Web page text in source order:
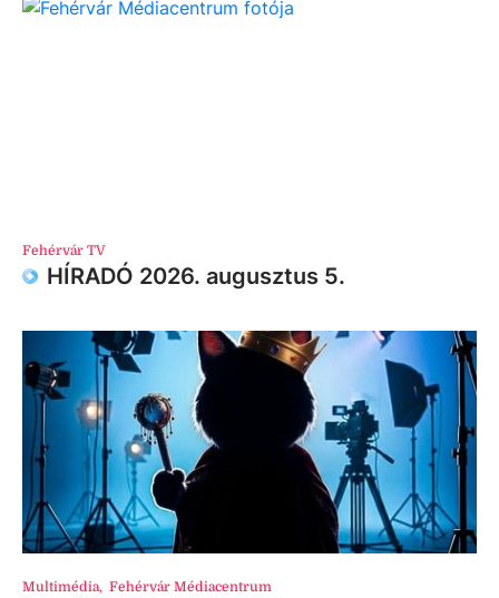
Fehérvár TV
HÍRADÓ 2026. augusztus 5.
Multimédia, Fehérvár Médiacentrum